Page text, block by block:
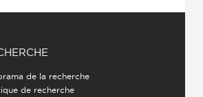
de la recherche
de recherche